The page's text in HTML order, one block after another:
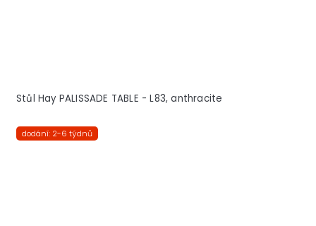
Stůl Hay PALISSADE TABLE - L83, anthracite
dodání: 2-6 týdnů